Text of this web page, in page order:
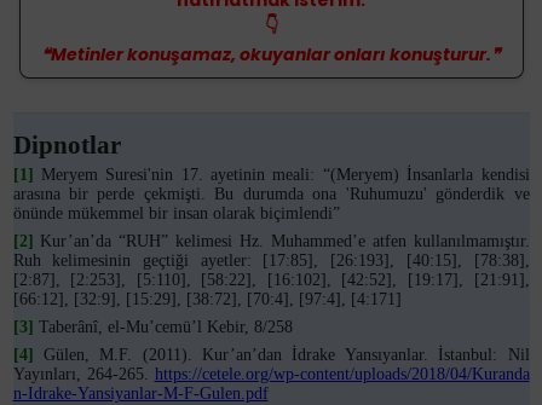
👇
❝Metinler konuşamaz, okuyanlar onları konuşturur.❞
Dipnotlar
[1]
Meryem Suresi'nin 17. ayetinin meali: “(Meryem) İnsanlarla kendisi
arasına bir perde çekmişti. Bu durumda ona 'Ruhumuzu' gönderdik ve
önünde mükemmel bir insan olarak biçimlendi”
[2]
Kur’an’da “RUH” kelimesi Hz. Muhammed’e atfen kullanılmamıştır.
Ruh kelimesinin geçtiği ayetler: [17:85], [26:193], [40:15], [78:38],
[2:87], [2:253], [5:110], [58:22], [16:102], [42:52], [19:17], [21:91],
[66:12], [32:9], [15:29], [38:72], [70:4], [97:4], [4:171]
[3] Taberânî, el-Mu’cemü’l Kebir, 8/258
[4]
Gülen, M.F. (2011). Kur’an’dan İdrake Yansıyanlar. İstanbul: Nil
Yayınları, 264-265. https://cetele.org/wp-content/uploads/2018/04/Kuranda
n-Idrake-Yansiyanlar-M-F-Gulen.pdf